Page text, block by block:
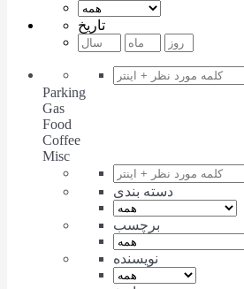
تاریخ
Parking
Gas
Food
Coffee
Misc
دسته بندی
برچسب
نویسنده